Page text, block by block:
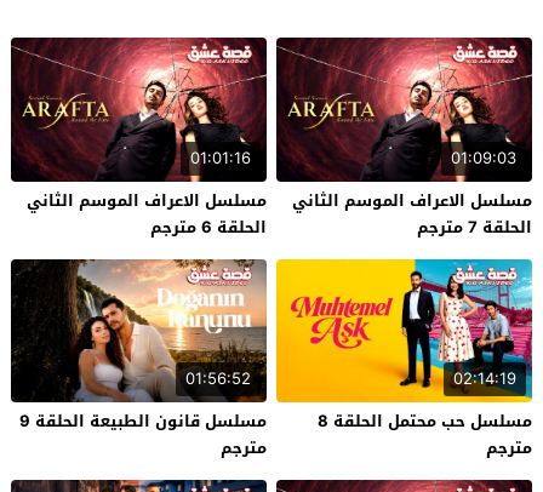
01:09:03
مسلسل الاعراف الموسم الثاني
الحلقة 7 مترجم
01:01:16
مسلسل الاعراف الموسم الثاني
الحلقة 6 مترجم
02:14:19
مسلسل حب محتمل الحلقة 8
مترجم
01:56:52
مسلسل قانون الطبيعة الحلقة 9
مترجم